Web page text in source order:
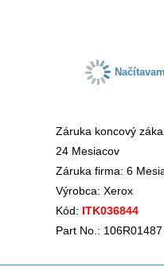
Záruka koncový
24 Mesiacov
Záruka firma: 6
Výrobca: Xerox
Kód: ITK036844
Part No.: 106R01487